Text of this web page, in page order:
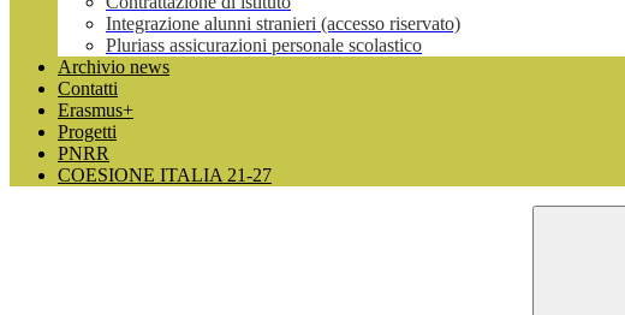
Integrazione alunni stranieri (accesso riservato)
Pluriass assicurazioni personale scolastico
Archivio news
Contatti
Erasmus+
Progetti
PNRR
COESIONE ITALIA 21-27